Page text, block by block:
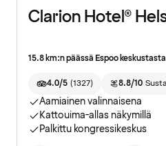
Clarion Hotel®
15.8 km:n päässä Espoo keskustasta
4.0/5 (1327) 8.8/10
Aamiainen valinnaisena
Kattouima-allas näkymillä
Palkittu kongressikeskus